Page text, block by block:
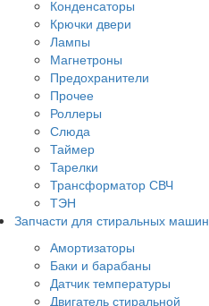
Конденсаторы
Крючки двери
Лампы
Магнетроны
Предохранители
Прочее
Роллеры
Слюда
Таймер
Тарелки
Трансформатор СВЧ
ТЭН
Запчасти для стиральных машин
Амортизаторы
Баки и барабаны
Датчик температуры
Двигатель стиральной